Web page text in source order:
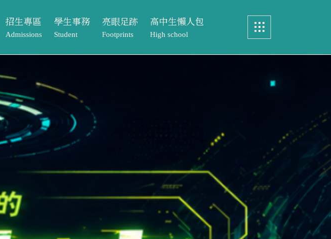
招生專區
Admissions
本籍生
境外生
學生事務
Student
系友專區
亮眼足跡
Footprints
歷屆研究生論文
成果與榮耀
高中生懶人包
High school
學生事務
Student
獎助學金
系學會
Footprints
畢業製作
歷屆研究生論文
認識中語系
教務處專區
元智文學獎高中組